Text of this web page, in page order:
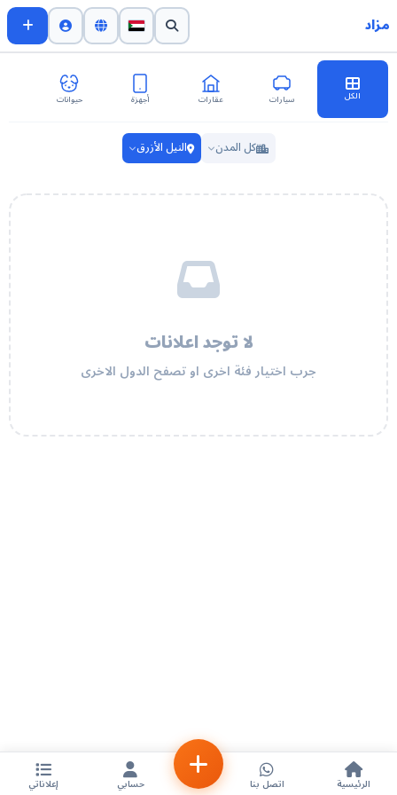
مزاد
الكل سيارات عقارات أجهزة حيوانات
كل المدن النيل الأزرق
لا توجد اعلانات
جرب اختيار فئة اخرى او تصفح الدول الاخرى
الرئيسية اتصل بنا حسابي إعلاناتي